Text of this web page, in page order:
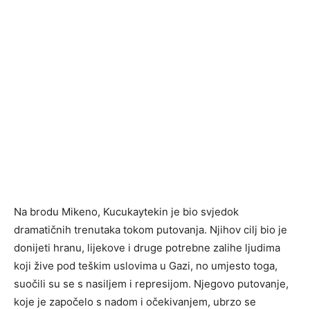
Na brodu Mikeno, Kucukaytekin je bio svjedok
dramatičnih trenutaka tokom putovanja. Njihov cilj bio je
donijeti hranu, lijekove i druge potrebne zalihe ljudima
koji žive pod teškim uslovima u Gazi, no umjesto toga,
suočili su se s nasiljem i represijom. Njegovo putovanje,
koje je započelo s nadom i očekivanjem, ubrzo se